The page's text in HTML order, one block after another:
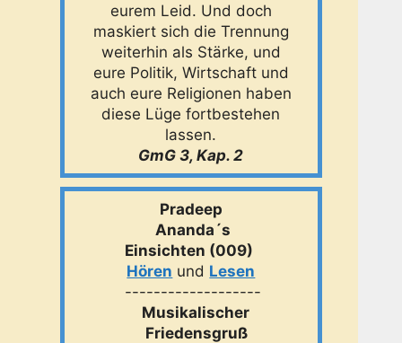
eurem Leid. Und doch
maskiert sich die Trennung
weiterhin als Stärke, und
eure Politik, Wirtschaft und
auch eure Religionen haben
diese Lüge fortbestehen
lassen.
GmG 3, Kap. 2
Pradeep
Ananda´s
Einsichten (009)
Hören und Lesen
-------------------
Musikalischer
Friedensgruß